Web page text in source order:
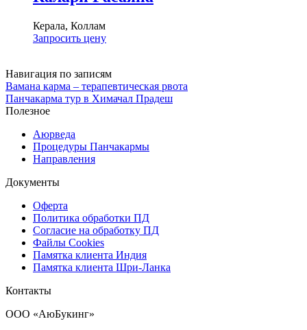
Керала, Коллам
Запросить цену
Навигация по записям
Вамана карма – терапевтическая рвота
Панчакарма тур в Химачал Прадеш
Полезное
Аюрведа
Процедуры Панчакармы
Направления
Документы
Оферта
Политика обработки ПД
Согласие на обработку ПД
Файлы Cookies
Памятка клиента Индия
Памятка клиента Шри-Ланка
Контакты
OOO «АюБукинг»